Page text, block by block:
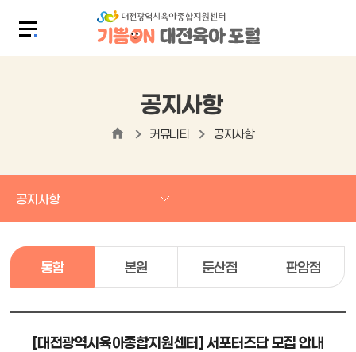
공지사항
커뮤니티 공지사항
공지사항
통합 본원 둔산점 판암점
[대전광역시육아종합지원센터] 서포터즈단 모집 안내